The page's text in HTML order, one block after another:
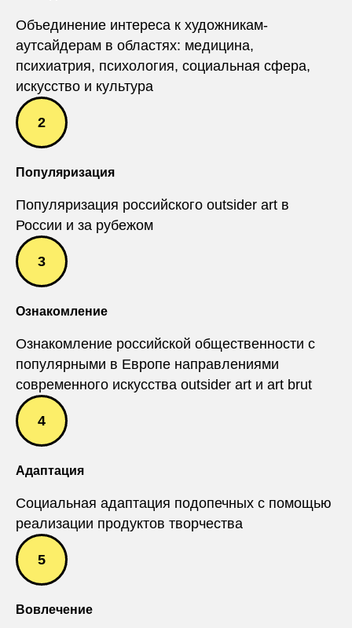
Объединение интереса к художникам-
аутсайдерам в областях: медицина,
психиатрия, психология, социальная сфера,
искусство и культура
Популяризация
Популяризация российского outsider art в
России и за рубежом
Ознакомление
Ознакомление российской общественности с
популярными в Европе направлениями
современного искусства outsider art и art brut
Адаптация
Социальная адаптация подопечных с помощью
реализации продуктов творчества
Вовлечение